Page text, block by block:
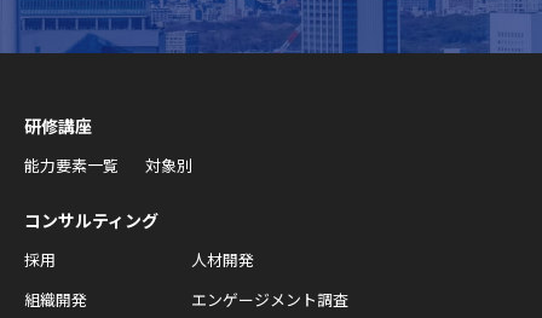
研修講座
能力要素一覧 対象別
コンサルティング
採用
人材開発
組織開発
エンゲージメント調査